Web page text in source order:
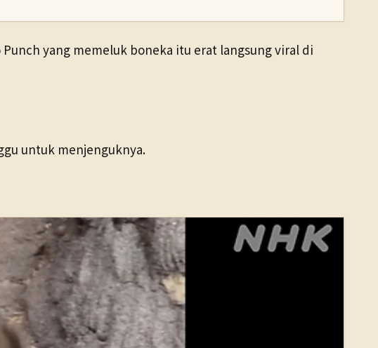
yang memeluk boneka itu erat langsung viral di
untuk menjenguknya.